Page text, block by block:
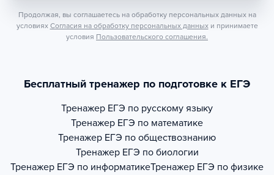
Продолжая, вы соглашаетесь на обработку персональных данных на
условиях Согласия на обработку персональных данных и принимаете
условия Пользовательского соглашения.
Бесплатный тренажер по подготовке к ЕГЭ
Тренажер ЕГЭ по русскому языку
Тренажер ЕГЭ по математике
Тренажер ЕГЭ по обществознанию
Тренажер ЕГЭ по биологии
Тренажер ЕГЭ по информатикеТренажер ЕГЭ по физике